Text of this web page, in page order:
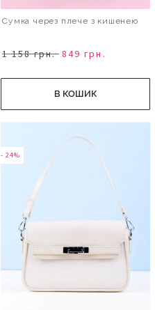
Сумка через плече з кишенею
1 158 грн. 849 грн.
В КОШИК
- 24%